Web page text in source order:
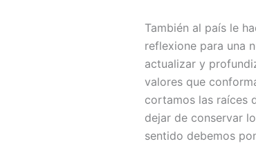
También al país le
reflexione para una
actualizar y
valores que
cortamos las raíces
dejar de conservar
sentido debemos